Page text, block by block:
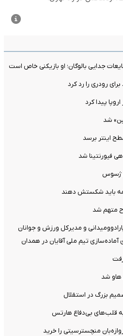
جدایی بالوگان؛ او بازیکنی خاص است
رودری را رد کرد
پیدا کرد
شد
اینتر برسد
فیورنتینا شد
ژسوس
باید شکستش دهند
متهم شد
و مدیرکل ورزش و جوانان
آماده‌سازی تیم ملی آقایان در همدان
رفت
هاو شد
بزرگ در استقلال
منچسترسیتی را خرید